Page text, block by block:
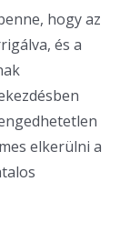
hogy az
és a
elkerülni a